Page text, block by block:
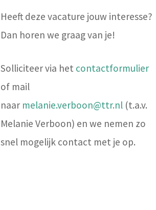
Heeft deze vacature jouw interesse?
Dan horen we graag van je!
Solliciteer via het contactformulier
of mail
naar melanie.verboon@ttr.nl (t.a.v.
Melanie Verboon) en we nemen zo
snel mogelijk contact met je op.